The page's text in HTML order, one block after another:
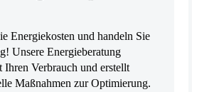
Energiekosten und handeln Sie
Unsere Energieberatung
Ihren Verbrauch und erstellt
Maßnahmen zur Optimierung.